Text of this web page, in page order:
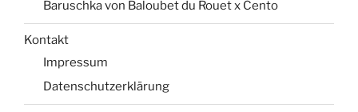
Baruschka von Baloubet du Rouet x Cento
Kontakt
Impressum
Datenschutzerklärung